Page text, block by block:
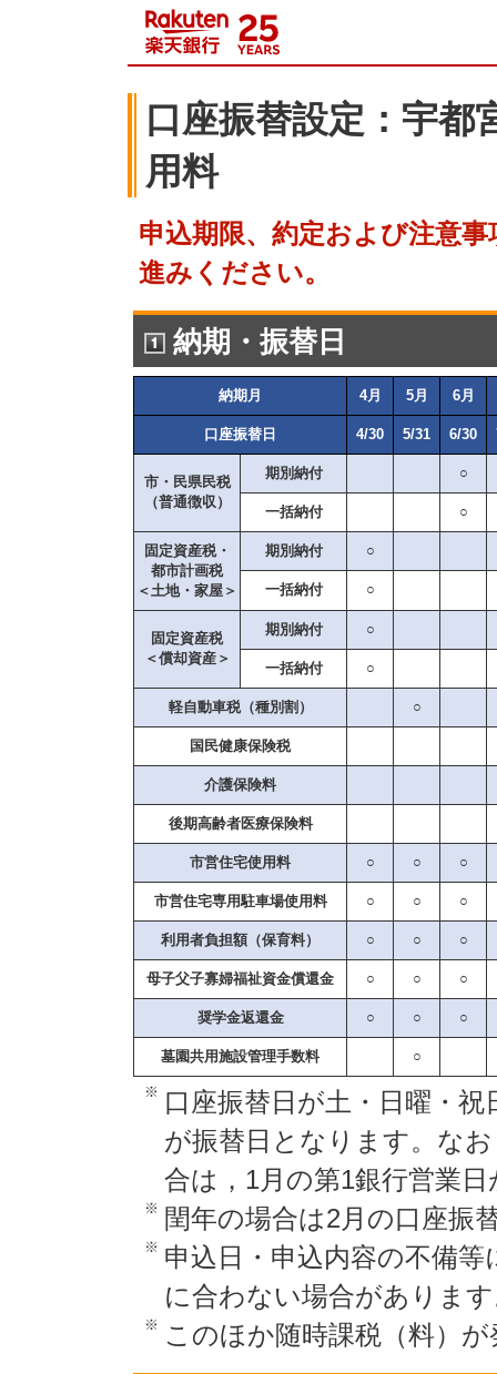
口座振替設定：宇
用料
申込期限、約定および注意
進みください。
納期・振替日
納期月 4月 5月 6月
口座振替日 4/30 5/31 6/30
市・民県民税
（普通徴収）
期別納付 ○
一括納付 ○
固定資産税・
都市計画税
＜土地・家屋＞
期別納付 ○
一括納付 ○
固定資産税
＜償却資産＞
期別納付 ○
一括納付 ○
軽自動車税（種別割） ○
国民健康保険税
介護保険料
後期高齢者医療保険料
市営住宅使用料 ○ ○ ○
市営住宅専用駐車場使用料 ○ ○ ○
利用者負担額（保育料） ○ ○ ○
母子父子寡婦福祉資金償還金 ○ ○ ○
奨学金返還金 ○ ○ ○
墓園共用施設管理手数料 ○
※ 口座振替日が土・日曜・
が振替日となります。な
合は，1月の第1銀行営業
※ 閏年の場合は2月の口座振
※ 申込日・申込内容の不備
に合わない場合がありま
※ このほか随時課税（料）